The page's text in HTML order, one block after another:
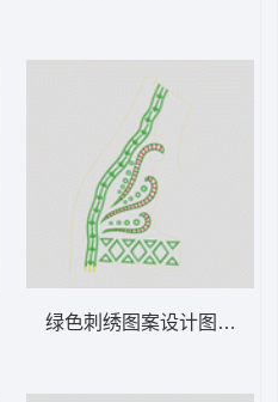
单曲线领
绿色刺绣图案设计图 几何